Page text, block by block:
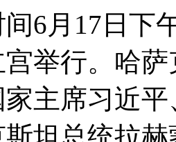
月17日下午
举行。哈
主席习近